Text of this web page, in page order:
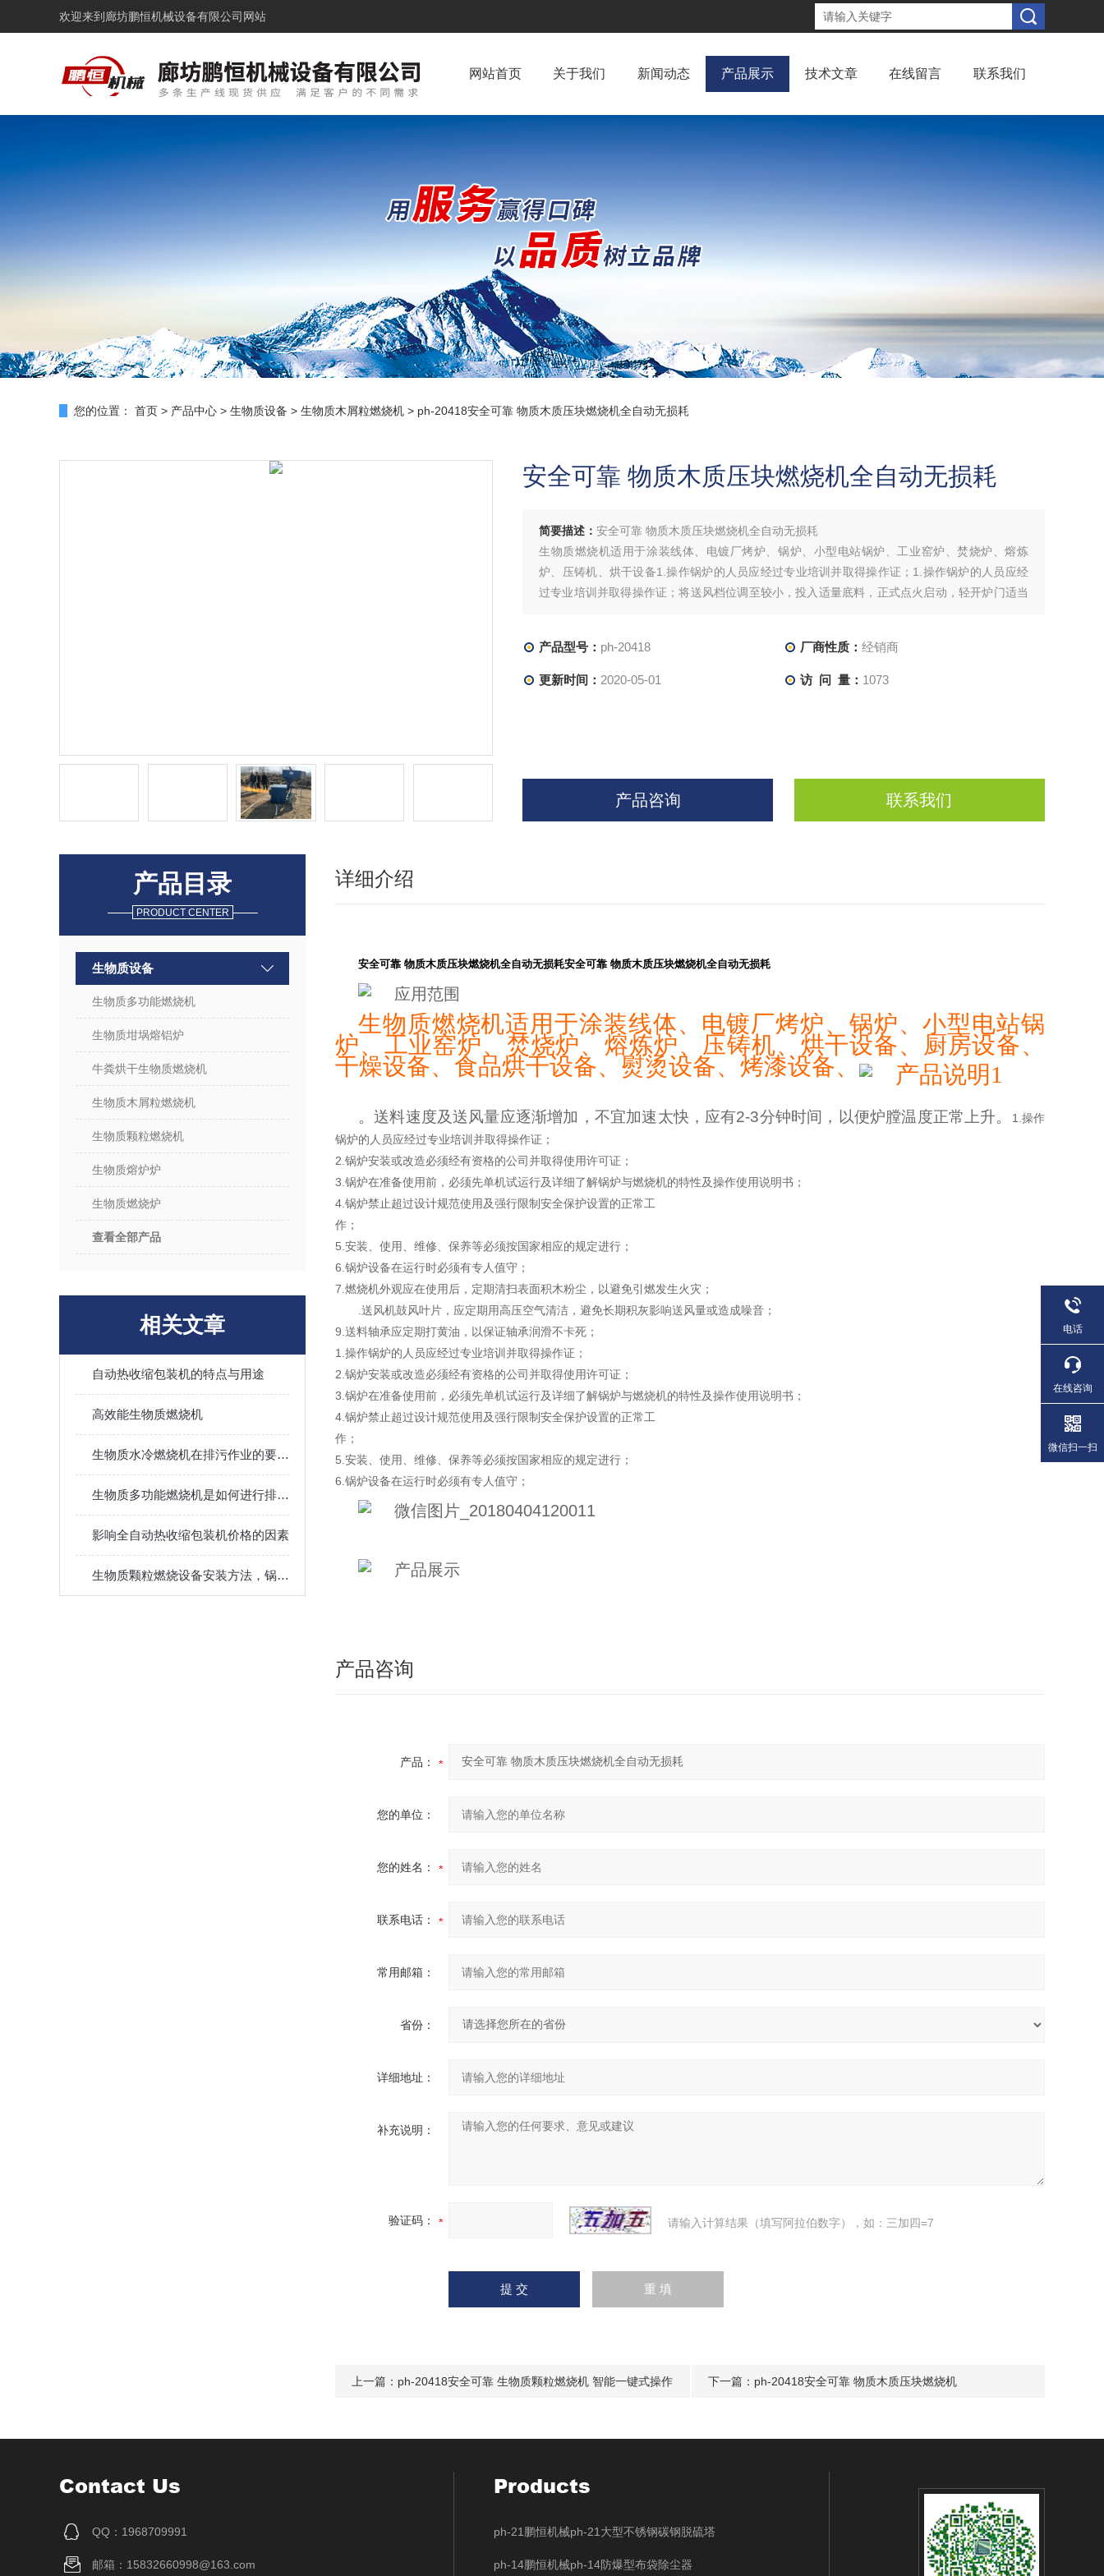
欢迎来到 廊坊鹏恒机械设备有限公司网站
网站首页 关于我们 新闻动态 产品展示 技术文章 在线留言 联系我们
您的位置： 首页 > 产品中心 > 生物质设备 > 生物质木屑粒燃烧机 > ph-20418安全可靠 物质木质压块燃烧机全自动无损耗
安全可靠 物质木质压块燃烧机全自动无损耗
简要描述： 安全可靠 物质木质压块燃烧机全自动无损耗
生物质燃烧机适用于涂装线体、电镀厂烤炉、锅炉、小型电站锅炉、工业窑炉、焚烧炉、熔炼
炉、压铸机、烘干设备1.操作锅炉的人员应经过专业培训并取得操作证；1.操作锅炉的人员应经
过专业培训并取得操作证；将送风档位调至较小，投入适量底料，正式点火启动，轻开炉门适当
产品型号： ph-20418 厂商性质： 经销商
更新时间： 2020-05-01 访 问 量： 1073
产品咨询 联系我们
产品目录
PRODUCT CENTER
生物质设备
生物质多功能燃烧机
生物质坩埚熔铝炉
牛粪烘干生物质燃烧机
生物质木屑粒燃烧机
生物质颗粒燃烧机
生物质熔炉炉
生物质燃烧炉
查看全部产品
相关文章
自动热收缩包装机的特点与用途
高效能生物质燃烧机
生物质水冷燃烧机在排污作业的要求和注意事项
生物质多功能燃烧机是如何进行排渣操作的？
影响全自动热收缩包装机价格的因素
生物质颗粒燃烧设备安装方法，锅炉对接管道布置调试使用教程
详细介绍
安全可靠 物质木质压块燃烧机全自动无损耗安全可靠 物质木质压块燃烧机全自动无损耗
生物质燃烧机适用于涂装线体、电镀厂烤炉、锅炉、小型电站锅
炉、工业窑炉、焚烧炉、熔炼炉、压铸机、烘干设备、厨房设备、
干燥设备、食品烘干设备、熨烫设备、烤漆设备、
。送料速度及送风量应逐渐增加，不宜加速太快，应有2-3分钟时间，以便炉膛温度正常上升。 1. 操作
锅炉的人员应经过专业培训并取得操作证；
2. 锅炉安装或改造必须经有资格的公司并取得使用许可证；
3. 锅炉在准备使用前，必须先单机试运行及详细了解锅炉与燃烧机的特性及操作使用说明书；
4. 锅炉禁止超过设计规范使用及强行限制安全保护设置的正常工
作；
5. 安装、使用、维修、保养等必须按国家相应的规定进行；
6. 锅炉设备在运行时必须有专人值守；
7 燃烧机外观应在使用后，定期清扫表面积木粉尘，以避免引燃发生火灾；
送风机鼓风叶片，应定期用高压空气清洁，避免长期积灰影响送风量或造成噪音；
9 送料轴承应定期打黄油，以保证轴承润滑不卡死；
1. 操作锅炉的人员应经过专业培训并取得操作证；
2. 锅炉安装或改造必须经有资格的公司并取得使用许可证；
3. 锅炉在准备使用前，必须先单机试运行及详细了解锅炉与燃烧机的特性及操作使用说明书；
4. 锅炉禁止超过设计规范使用及强行限制安全保护设置的正常工
作；
5. 安装、使用、维修、保养等必须按国家相应的规定进行；
6. 锅炉设备在运行时必须有专人值守；
产品咨询
产品：
您的单位：
您的姓名：
联系电话：
常用邮箱：
省份：
详细地址：
补充说明：
验证码： 请输入计算结果（填写阿拉伯数字），如：三加四=7
上一篇： ph-20418安全可靠 生物质颗粒燃烧机 智能一键式操作 下一篇： ph-20418安全可靠 物质木质压块燃烧机
Contact Us
QQ：1968709991
邮箱：15832660998@163.com
Products
ph-21鹏恒机械ph-21大型不锈钢碳钢脱硫塔
ph-14鹏恒机械ph-14防爆型布袋除尘器
电话
在线咨询
微信扫一扫